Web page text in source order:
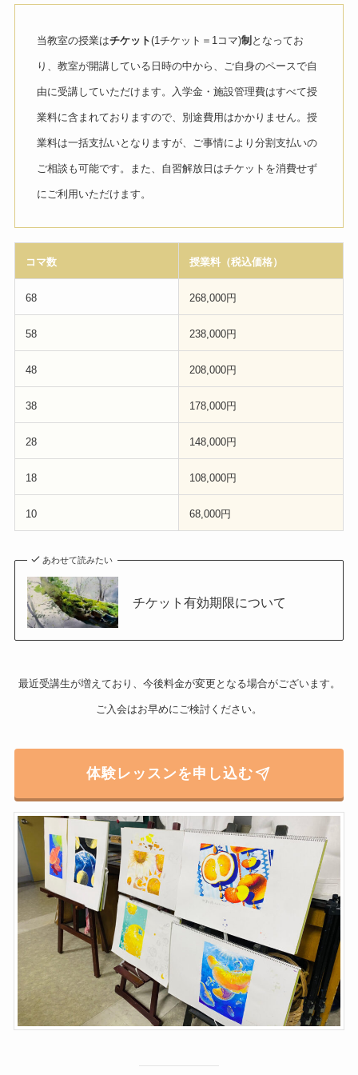
当教室の授業はチケット(1チケット＝1コマ)制 となってお
り、教室が開講している日時の中から、ご自身のペースで自
由に受講していただけます。入学金・施設管理費はすべて授
業料に含まれておりますので、別途費用はかかりません。授
業料は一括支払いとなりますが、ご事情により分割支払いの
ご相談も可能です。また、自習解放日はチケットを消費せず
にご利用いただけます。
コマ数 授業料（税込価格）
68 268,000円
58 238,000円
48 208,000円
38 178,000円
28 148,000円
18 108,000円
10 68,000円
あわせて読みたい
チケット有効期限について
最近受講生が増えており、今後料金が変更となる場合がございます。
ご入会はお早めにご検討ください。
体験レッスンを申し込む